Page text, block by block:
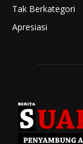
Tak Berkategori
Apresiasi